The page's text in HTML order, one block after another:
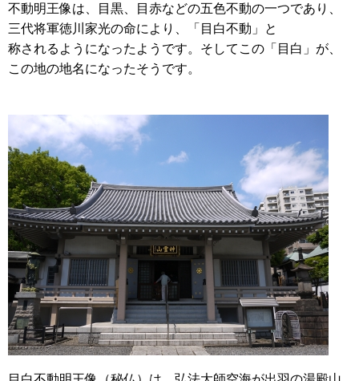
不動明王像は、目黒、目赤などの五色不動の一つであり、
三代将軍徳川家光の命により、「目白不動」と
称されるようになったようです。そしてこの「目白」が、
この地の地名になったそうです。